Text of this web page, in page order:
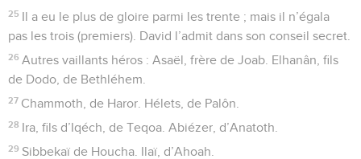
25 Il a eu le plus de gloire parmi les trente ; mais il n’égala
pas les trois (premiers). David l’admit dans son conseil secret.
26 Autres vaillants héros : Asaël, frère de Joab. Elhanân, fils
de Dodo, de Bethléhem.
27 Chammoth, de Haror. Hélets, de Palôn.
28 Ira, fils d’Iqéch, de Teqoa. Abiézer, d’Anatoth.
29 Sibbekaï de Houcha. Ilaï, d’Ahoah.